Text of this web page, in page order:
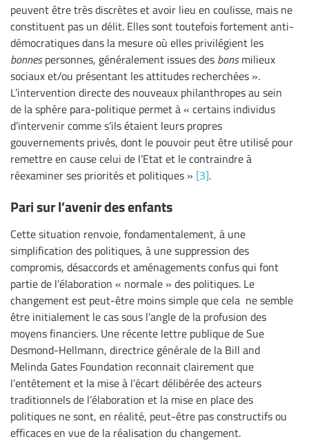
peuvent être très discrètes et avoir lieu en coulisse, mais ne
constituent pas un délit. Elles sont toutefois fortement anti-
démocratiques dans la mesure où elles privilégient les
bonnespersonnes, généralement issues des bonsmilieux
sociaux et/ou présentant les attitudes recherchées ».
L’intervention directe des nouveaux philanthropes au sein
de la sphère para-politique permet à « certains individus
d’intervenir comme s’ils étaient leurs propres
gouvernements privés, dont le pouvoir peut être utilisé pour
remettre en cause celui de l’Etat et le contraindre à
réexaminer ses priorités et politiques » [3].
Pari sur l’avenir des enfants
Cette situation renvoie, fondamentalement, à une
simplification des politiques, à une suppression des
compromis, désaccords et aménagements confus qui font
partie de l’élaboration « normale » des politiques. Le
changement est peut-être moins simple que cela ne semble
être initialement le cas sous l’angle de la profusion des
moyens financiers. Une récente lettre publique de Sue
Desmond-Hellmann, directrice générale de la Bill and
Melinda Gates Foundation reconnait clairement que
l’entêtement et la mise à l’écart délibérée des acteurs
traditionnels de l’élaboration et la mise en place des
politiques ne sont, en réalité, peut-être pas constructifs ou
efficaces en vue de la réalisation du changement.